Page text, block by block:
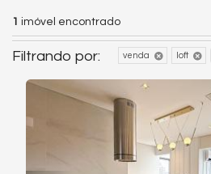
1 imóvel encontrado
Filtrando por: venda loft